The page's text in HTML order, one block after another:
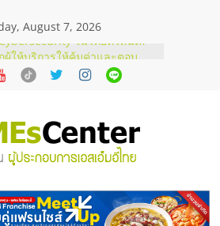
August 7, 2026
ในไทยที่ไหนดี?
ผู้ให้บริการให้คุ้มค่าและตอบ
จ
อนไลน์ โอกาสบริหารสถานี
ำมัน Shell
ลงทุน แฟรนไชส์ยอนนี่
งที่ 8
องเสียงคุณภาพสูง พร้อม